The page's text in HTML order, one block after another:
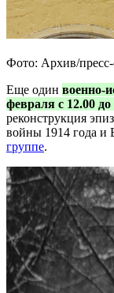
Фото: Архив/
Еще один военно-
февраля с 12.00 до
реконструкция
войны 1914 года и
группе.